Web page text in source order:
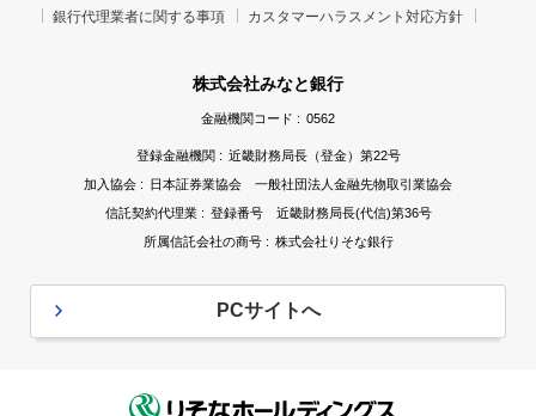
銀行代理業者に関する事項 カスタマーハラスメント対応方針
株式会社みなと銀行
金融機関コード : 0562
登録金融機関 : 近畿財務局長（登金）第22号
加入協会 : 日本証券業協会 一般社団法人金融先物取引業協会
信託契約代理業 : 登録番号 近畿財務局長(代信)第36号
所属信託会社の商号 : 株式会社りそな銀行
PCサイトへ